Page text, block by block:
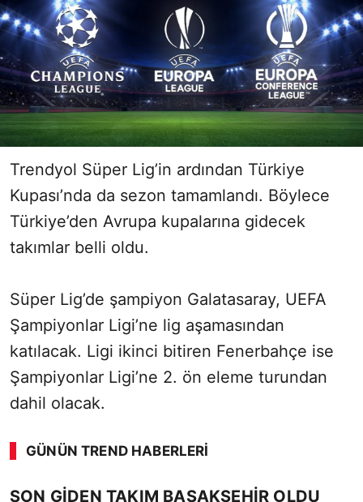
Trendyol Süper Lig’in ardından Türkiye
Kupası’nda da sezon tamamlandı. Böylece
Türkiye’den Avrupa kupalarına gidecek
takımlar belli oldu.
Süper Lig’de şampiyon Galatasaray, UEFA
Şampiyonlar Ligi’ne lig aşamasından
katılacak. Ligi ikinci bitiren Fenerbahçe ise
Şampiyonlar Ligi’ne 2. ön eleme turundan
dahil olacak.
GÜNÜN TREND HABERLERI
00:01 / 09:08
Sesi Aç
SON GİDEN TAKIM BAŞAKŞEHİR OLDU